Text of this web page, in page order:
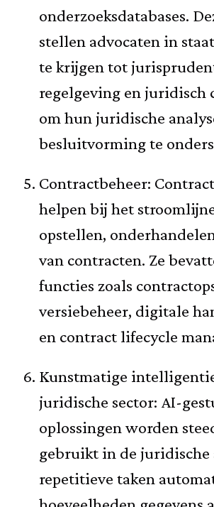
onderzoeksdatabases.
stellen advocaten in
te krijgen tot
regelgeving en juridisch
om hun juridische
besluitvorming te
Contractbeheer:
helpen bij het
opstellen,
van contracten. Ze
functies zoals
versiebeheer, digitale
en contract lifecycle
Kunstmatige
juridische sector: AI-
oplossingen worden
gebruikt in de juridische
repetitieve taken